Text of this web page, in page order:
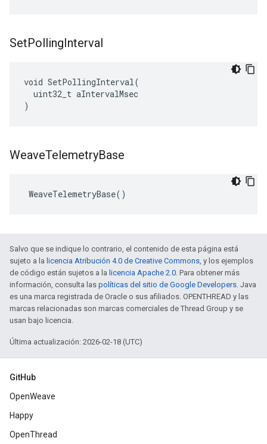
SetPollingInterval
void SetPollingInterval(
  uint32_t aIntervalMsec
)
WeaveTelemetryBase
WeaveTelemetryBase()
Salvo que se indique lo contrario, el contenido de esta página está
sujeto a la licencia Atribución 4.0 de Creative Commons, y los ejemplos
de código están sujetos a la licencia Apache 2.0. Para obtener más
información, consulta las políticas del sitio de Google Developers. Java
es una marca registrada de Oracle o sus afiliados. OPENTHREAD y las
marcas relacionadas son marcas comerciales de Thread Group y se
usan bajo licencia.
Última actualización: 2026-02-18 (UTC)
GitHub
OpenWeave
Happy
OpenThread